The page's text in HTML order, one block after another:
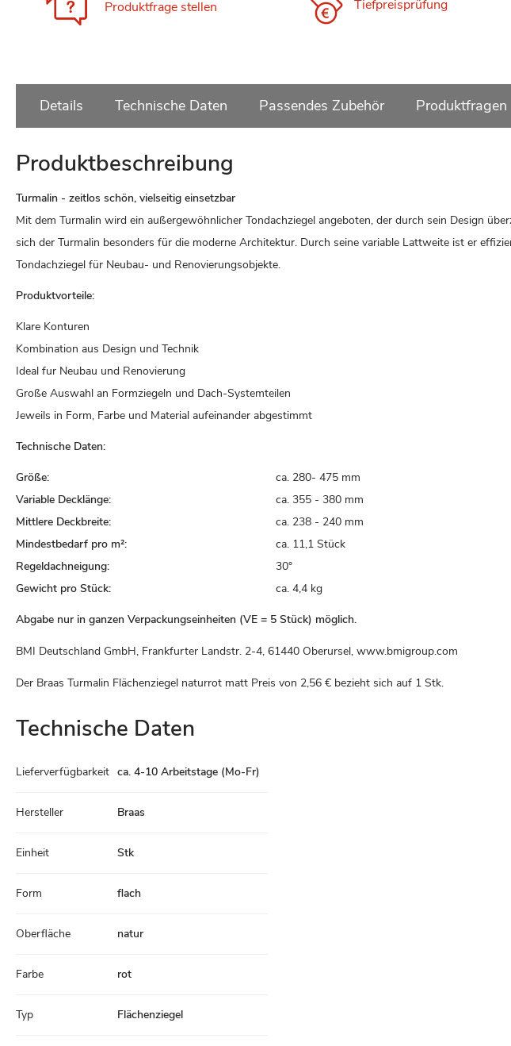
Produktfrage stellen Tiefpreisprüfung
Details Technische Daten Passendes Zubehör Produktfragen
Produktbeschreibung
Turmalin - zeitlos schön, vielseitig einsetzbar
Mit dem Turmalin wird ein außergewöhnlicher Tondachziegel angeboten, der durch sein Design
sich der Turmalin besonders für die moderne Architektur. Durch seine variable Lattweite ist er
Tondachziegel für Neubau- und Renovierungsobjekte.
Produktvorteile:
Klare Konturen
Kombination aus Design und Technik
Ideal fur Neubau und Renovierung
Große Auswahl an Formziegeln und Dach-Systemteilen
Jeweils in Form, Farbe und Material aufeinander abgestimmt
Technische Daten:
Größe:
ca. 280- 475 mm
Variable Decklänge:
ca. 355 - 380 mm
Mittlere Deckbreite:
ca. 238 - 240 mm
Mindestbedarf pro m²:
ca. 11,1 Stück
Regeldachneigung:
30°
Gewicht pro Stück:
ca. 4,4 kg
Abgabe nur in ganzen Verpackungseinheiten (VE = 5 Stück) möglich.
BMI Deutschland GmbH, Frankfurter Landstr. 2-4, 61440 Oberursel, www.bmigroup.com
Der Braas Turmalin Flächenziegel naturrot matt Preis von 2,56 € bezieht sich auf 1 Stk.
Technische Daten
Daten
Lieferverfügbarkeit ca. 4-10 Arbeitstage (Mo-Fr)
Hersteller Braas
Einheit Stk
Form flach
Oberfläche natur
Farbe rot
Typ Flächenziegel